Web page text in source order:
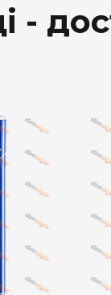
-